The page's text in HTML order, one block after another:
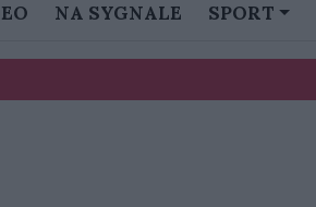
NA SYGNALE SPORT